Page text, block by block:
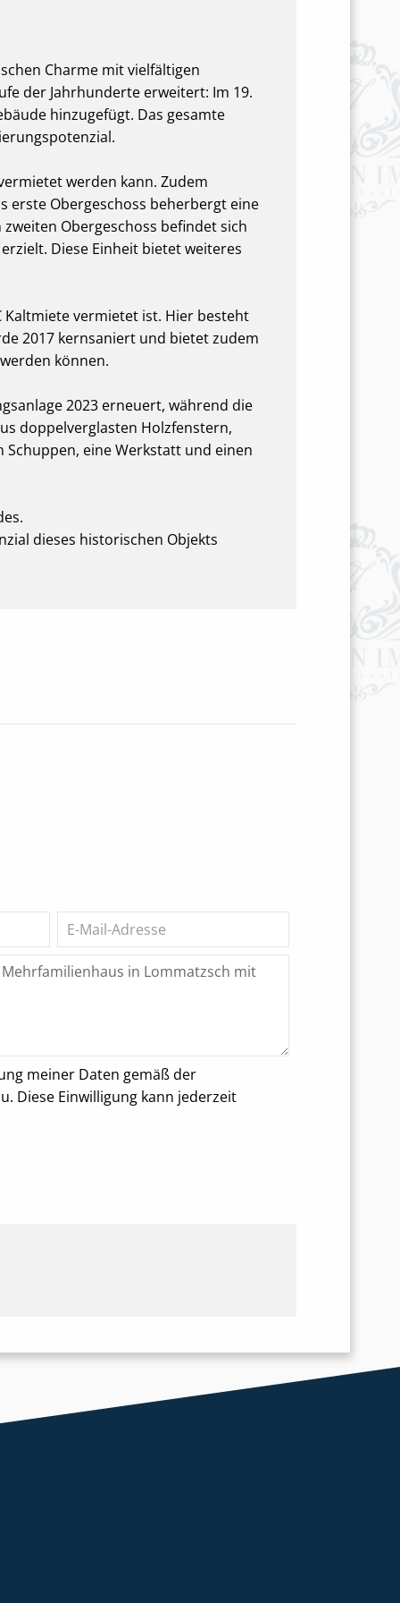
Charme mit vielfältigen
der Jahrhunderte erweitert: Im 19.
hinzugefügt. Das gesamte
werden kann. Zudem
erste Obergeschoss beherbergt eine
Obergeschoss befindet sich
Diese Einheit bietet weiteres
Kaltmiete vermietet ist. Hier besteht
2017 kernsaniert und bietet zudem
können.
2023 erneuert, während die
doppelverglasten Holzfenstern,
eine Werkstatt und einen
dieses historischen Objekts
meiner Daten gemäß der
Diese Einwilligung kann jederzeit